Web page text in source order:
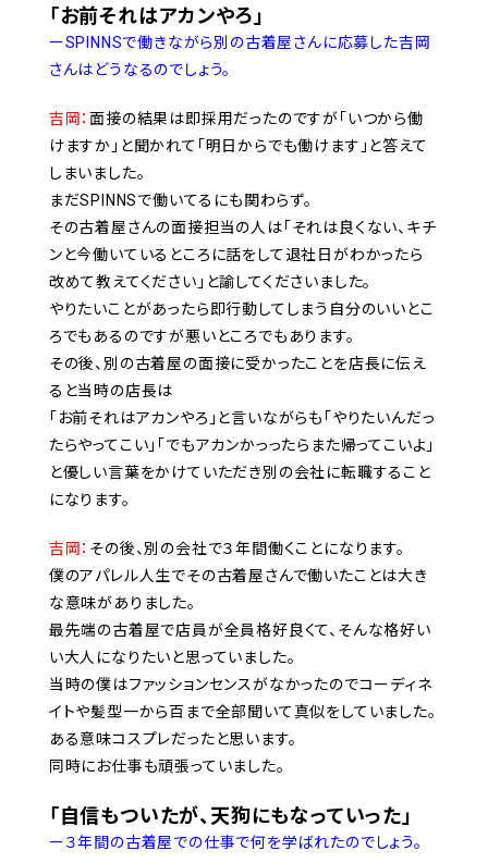
「お前それはアカンやろ」
ーSPINNSで働きながら別の古着屋さんに応募した吉岡
さんはどうなるのでしょう。
吉岡：面接の結果は即採用だったのですが「いつから働
けますか」と聞かれて「明日からでも働けます」と答えて
しまいました。
まだSPINNSで働いてるにも関わらず。
その古着屋さんの面接担当の人は「それは良くない、キチ
ンと今働いているところに話をして退社日がわかったら
改めて教えてください」と諭してくださいました。
やりたいことがあったら即行動してしまう自分のいいとこ
ろでもあるのですが悪いところでもあります。
その後、別の古着屋の面接に受かったことを店長に伝え
ると当時の店長は
「お前それはアカンやろ」と言いながらも「やりたいんだっ
たらやってこい」「でもアカンかっったらまた帰ってこいよ」
と優しい言葉をかけていただき別の会社に転職すること
になります。
吉岡： その後、別の会社で３年間働くことになります。
僕のアパレル人生でその古着屋さんで働いたことは大き
な意味がありました。
最先端の古着屋で店員が全員格好良くて、そんな格好い
い大人になりたいと思っていました。
当時の僕はファッションセンスがなかったのでコーディネ
イトや髪型一から百まで全部聞いて真似をしていました。
ある意味コスプレだったと思います。
同時にお仕事も頑張っていました。
「自信もついたが、天狗にもなっていった」
ー３年間の古着屋での仕事で何を学ばれたのでしょう。